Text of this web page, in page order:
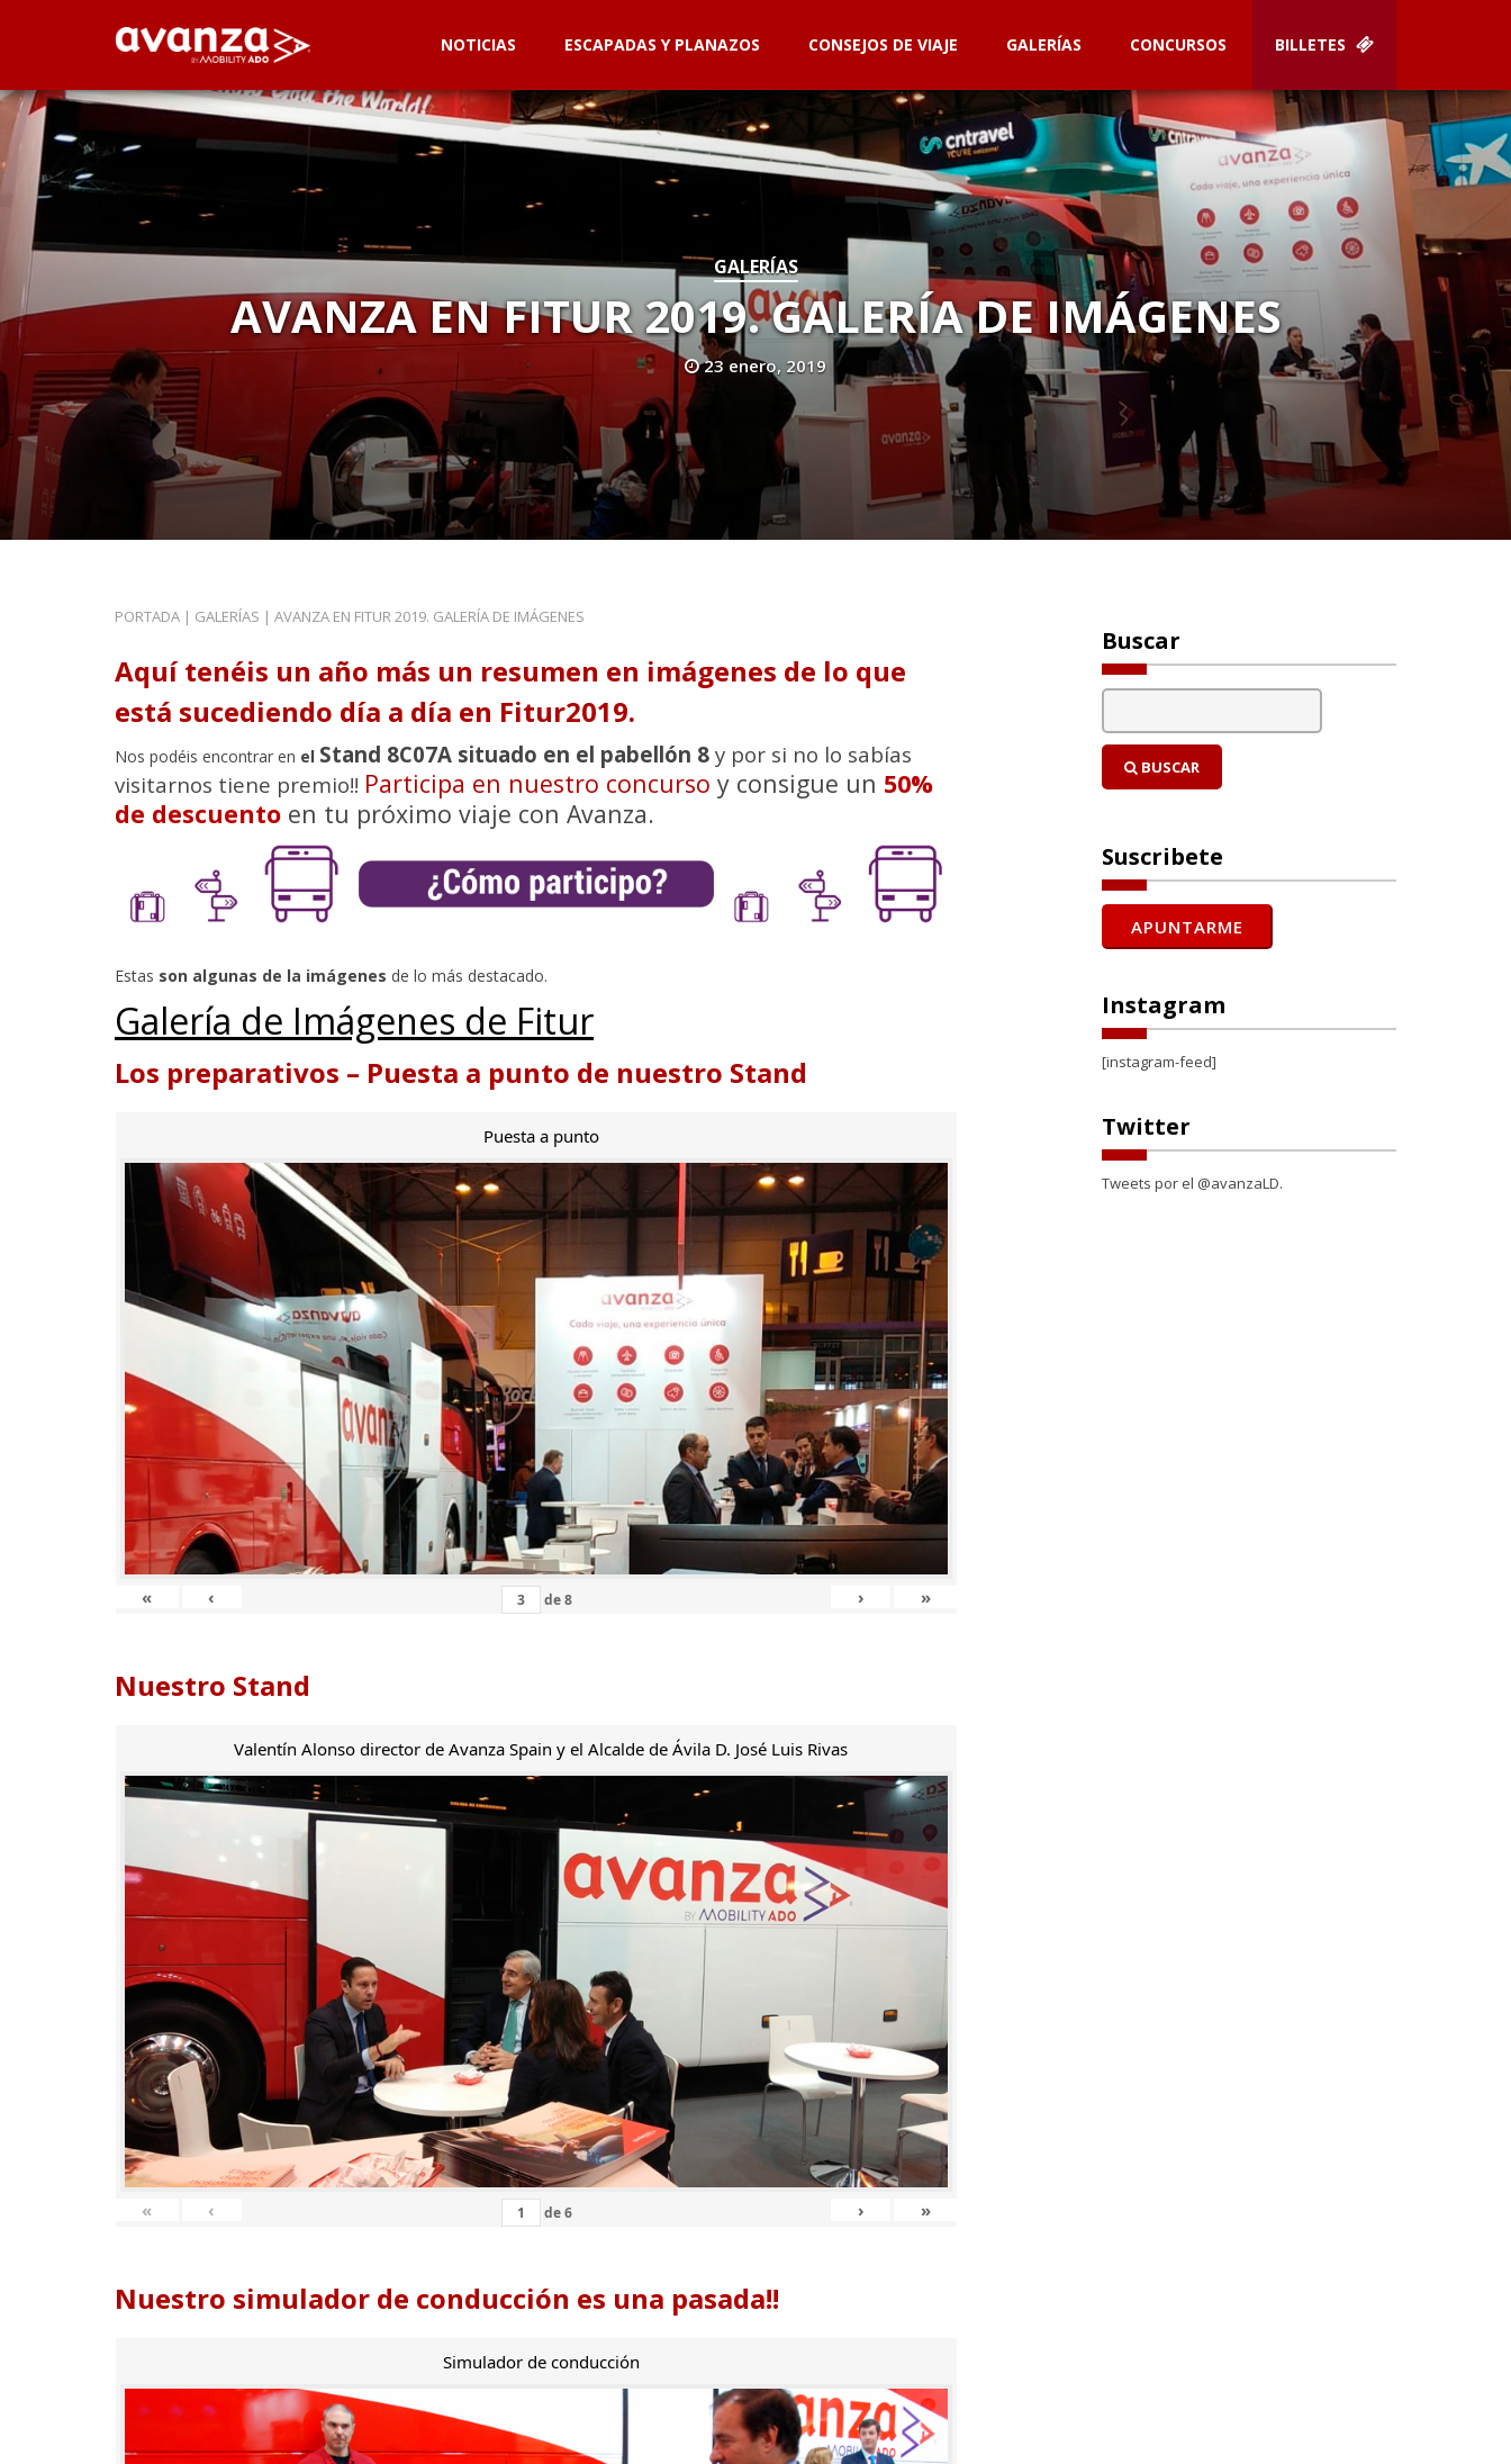
NOTICIAS ESCAPADAS Y PLANAZOS CONSEJOS DE VIAJE GALERÍAS CONCURSOS BILLETES
GALERÍAS
AVANZA EN FITUR 2019. GALERÍA DE IMÁGENES
23 enero, 2019
PORTADA | GALERÍAS | AVANZA EN FITUR 2019. GALERÍA DE IMÁGENES
Aquí tenéis un año más un resumen en imágenes de lo que
está sucediendo día a día en Fitur2019.
Nos podéis encontrar en el Stand 8C07A situado en el pabellón 8 y por si no lo sabías
visitarnos tiene premio!! Participa en nuestro concurso y consigue un 50%
de descuento en tu próximo viaje con Avanza.
Estas son algunas de la imágenes de lo más destacado.
Galería de Imágenes de Fitur
Los preparativos – Puesta a punto de nuestro Stand
Puesta a punto
« ‹ de8 › »
Nuestro Stand
Valentín Alonso director de Avanza Spain y el Alcalde de Ávila D. José Luis Rivas
« ‹ de6 › »
Nuestro simulador de conducción es una pasada!!
Simulador de conducción
Buscar
BUSCAR
Suscribete
Instagram
[instagram-feed]
Twitter
Tweets por el @avanzaLD.